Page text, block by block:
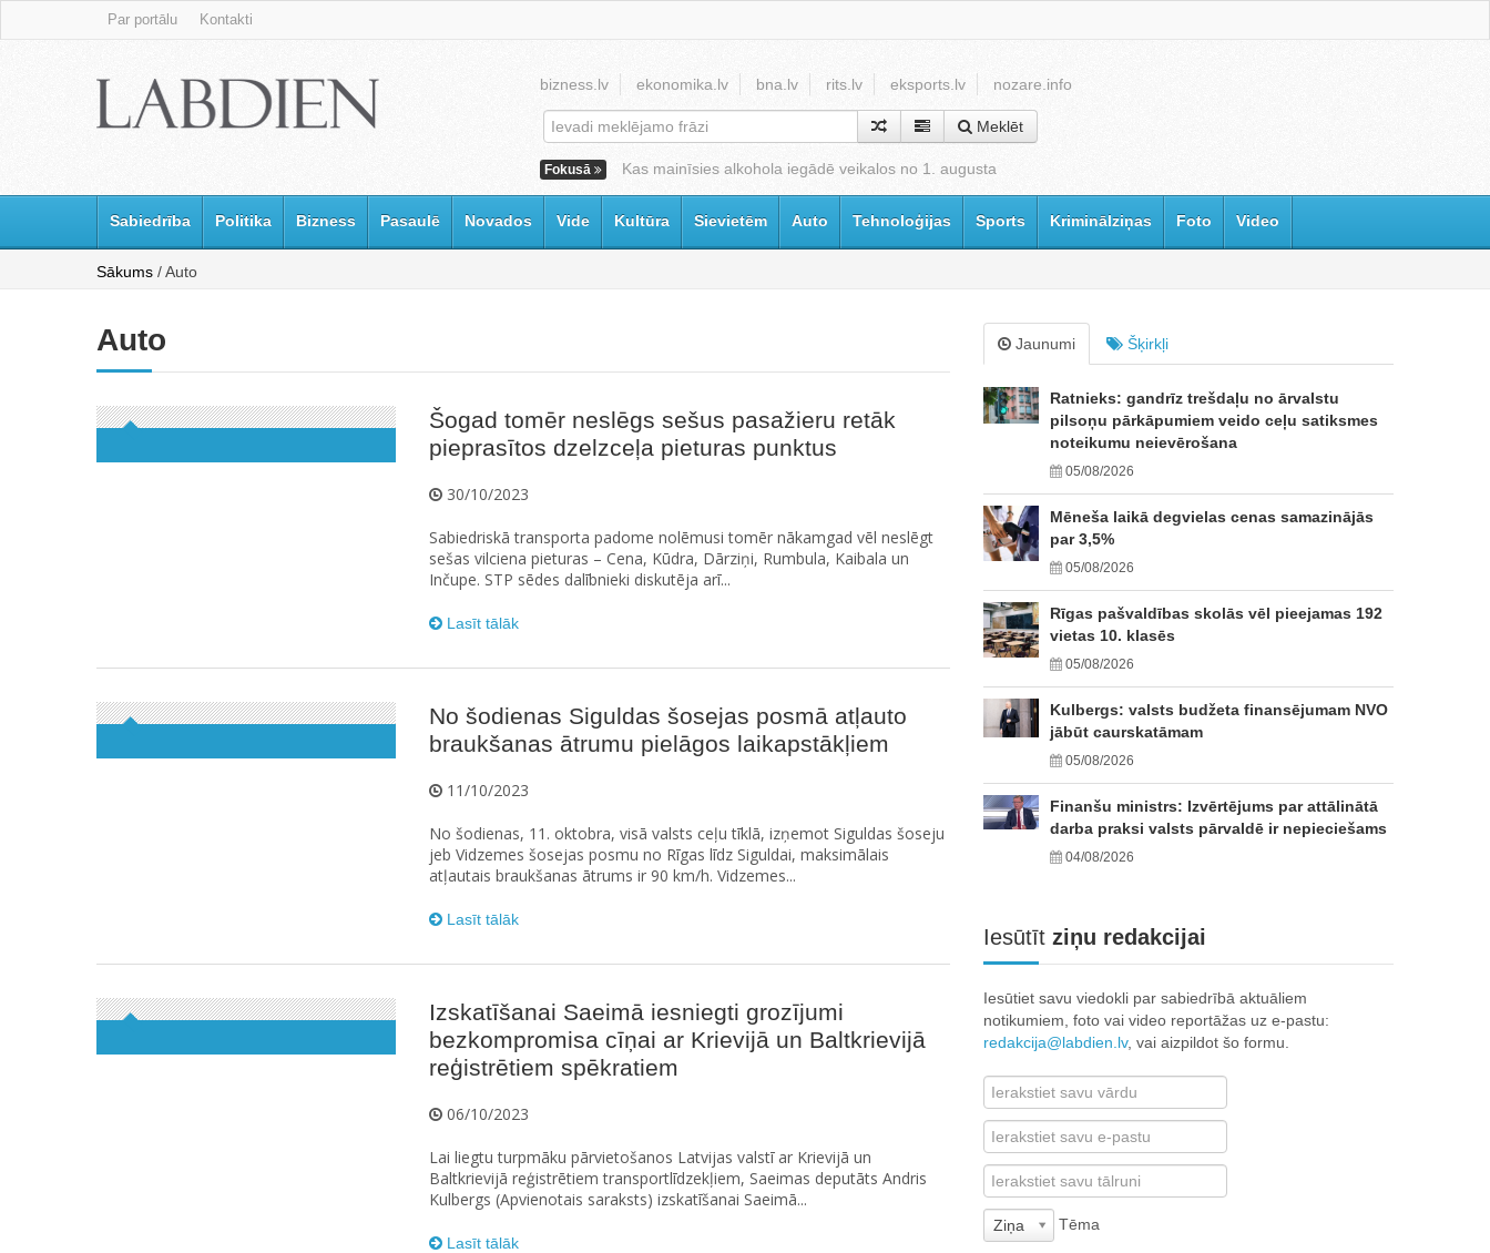
Par portālu Kontakti
bizness.lv ekonomika.lv bna.lv rits.lv eksports.lv nozare.info
Meklēt
Fokusā Kas mainīsies alkohola iegādē veikalos no 1. augusta
Sabiedrība Politika Bizness Pasaulē Novados Vide Kultūra Sievietēm Auto Tehnoloģijas Sports Kriminālziņas Foto Video
Sākums / Auto
Auto
Šogad tomēr neslēgs sešus pasažieru retāk
pieprasītos dzelzceļa pieturas punktus
30/10/2023
Sabiedriskā transporta padome nolēmusi tomēr nākamgad vēl neslēgt
sešas vilciena pieturas – Cena, Kūdra, Dārziņi, Rumbula, Kaibala un
Inčupe. STP sēdes dalībnieki diskutēja arī...
Lasīt tālāk
No šodienas Siguldas šosejas posmā atļauto
braukšanas ātrumu pielāgos laikapstākļiem
11/10/2023
No šodienas, 11. oktobra, visā valsts ceļu tīklā, izņemot Siguldas šoseju
jeb Vidzemes šosejas posmu no Rīgas līdz Siguldai, maksimālais
atļautais braukšanas ātrums ir 90 km/h. Vidzemes...
Lasīt tālāk
Izskatīšanai Saeimā iesniegti grozījumi
bezkompromisa cīņai ar Krievijā un Baltkrievijā
reģistrētiem spēkratiem
06/10/2023
Lai liegtu turpmāku pārvietošanos Latvijas valstī ar Krievijā un
Baltkrievijā reģistrētiem transportlīdzekļiem, Saeimas deputāts Andris
Kulbergs (Apvienotais saraksts) izskatīšanai Saeimā...
Lasīt tālāk
Jaunumi Šķirkļi
Ratnieks: gandrīz trešdaļu no ārvalstu
pilsoņu pārkāpumiem veido ceļu satiksmes
noteikumu neievērošana
05/08/2026
Mēneša laikā degvielas cenas samazinājās
par 3,5%
05/08/2026
Rīgas pašvaldības skolās vēl pieejamas 192
vietas 10. klasēs
05/08/2026
Kulbergs: valsts budžeta finansējumam NVO
jābūt caurskatāmam
05/08/2026
Finanšu ministrs: Izvērtējums par attālinātā
darba praksi valsts pārvaldē ir nepieciešams
04/08/2026
Iesūtīt ziņu redakcijai
Iesūtiet savu viedokli par sabiedrībā aktuāliem
notikumiem, foto vai video reportāžas uz e-pastu:
redakcija@labdien.lv, vai aizpildot šo formu.
Ziņa Tēma